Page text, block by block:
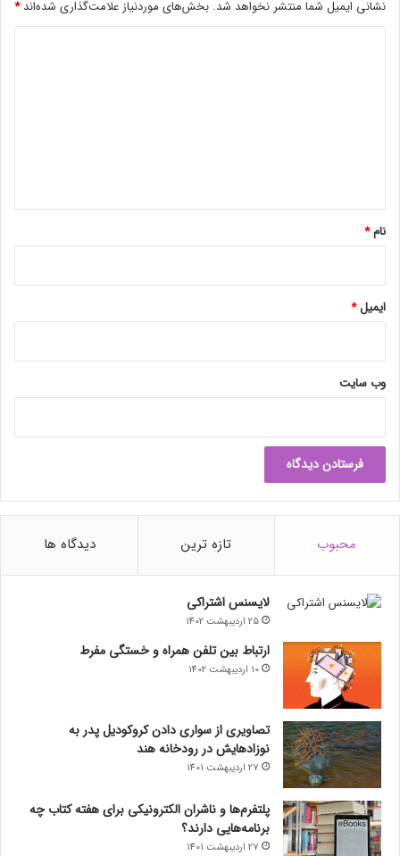
ن
م
ا
د
نشانی ایمیل شما منتشر نخواهد شد. بخش‌های موردنیاز علامت‌گذاری شده‌اند*
نام*
ایمیل*
وب‌ سایت
محبوب تازه ترین دیدگاه ها
لایسنس اشتراکی
25 اردیبهشت 1402
ارتباط بین تلفن همراه و خستگی مفرط
10 اردیبهشت 1402
تصاویری از سواری دادن کروکودیل پدر به
نوزادهایش در رودخانه هند
27 اردیبهشت 1401
پلتفرم‌ها و ناشران الکترونیکی برای هفته کتاب چه
برنامه‌هایی دارند؟
27 اردیبهشت 1401